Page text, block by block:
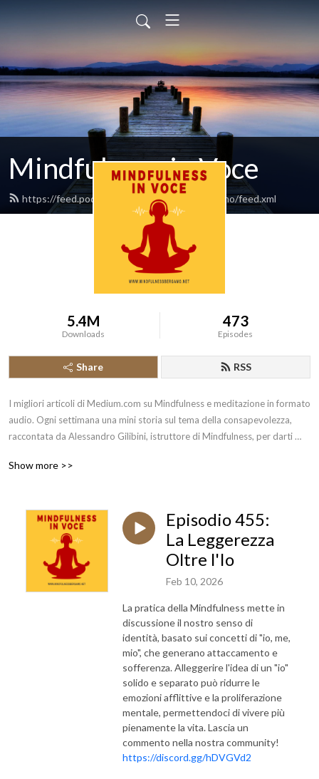
Mindfulness in Voce
https://feed.podbean.com/mindfulnessbergamo/feed.xml
5.4M
Downloads
473
Episodes
Share RSS
I migliori articoli di Medium.com su Mindfulness e meditazione in formato
audio. Ogni settimana una mini storia sul tema della consapevolezza,
raccontata da Alessandro Gilibini, istruttore di Mindfulness, per darti
Il tutto con un occhio all’antica tradizione buddista e ai recenti sviluppi
ha avuto una crescente diffusione in Occidente, anche grazie alla
psicologia, in particolare per la riduzione dello stress (MBSR -
Mindfulness Based Stress Reduction) e la gestione delle emozioni. Per
interagire con domande, commenti o suggerimenti puoi lasciare un
messaggio vocale all’indirizzo https://gopod.it/messaggio
Show more >>
Episodio 455:
La Leggerezza
Oltre l'Io
Feb 10, 2026
La pratica della Mindfulness mette in
discussione il nostro senso di
identità, basato sui concetti di "io, me,
mio", che generano attaccamento e
sofferenza. Alleggerire l'idea di un "io"
solido e separato può ridurre le
emozioni afflittive e la proliferazione
mentale, permettendoci di vivere più
pienamente la vita. Lascia un
commento nella nostra community!
https://discord.gg/hDVGVd2